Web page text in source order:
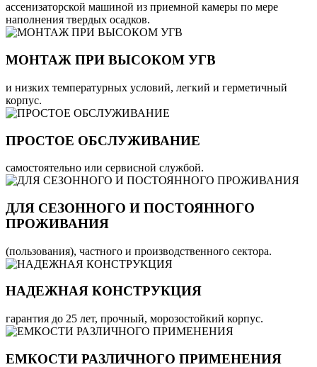
ассенизаторской машиной из приемной камеры по мере
наполнения твердых осадков.
МОНТАЖ ПРИ ВЫСОКОМ УГВ
и низких температурных условий, легкий и герметичный
корпус.
ПРОСТОЕ ОБСЛУЖИВАНИЕ
самостоятельно или сервисной службой.
ДЛЯ СЕЗОННОГО И ПОСТОЯННОГО
ПРОЖИВАНИЯ
(пользования), частного и производственного сектора.
НАДЕЖНАЯ КОНСТРУКЦИЯ
гарантия до 25 лет, прочный, морозостойкий корпус.
ЕМКОСТИ РАЗЛИЧНОГО ПРИМЕНЕНИЯ